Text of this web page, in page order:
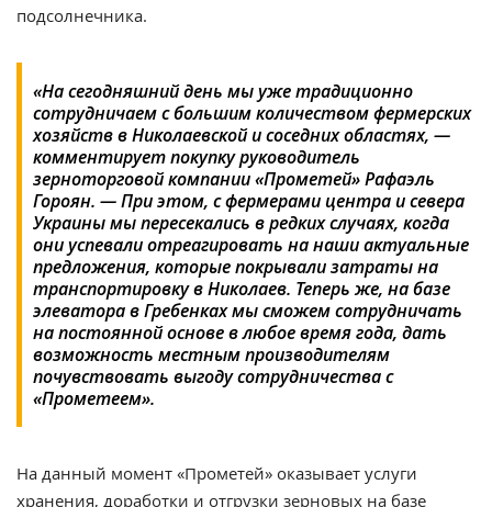
подсолнечника.
«На сегодняшний день мы уже традиционно
сотрудничаем с большим количеством фермерских
хозяйств в Николаевской и соседних областях, —
комментирует покупку руководитель
зерноторговой компании «Прометей» Рафаэль
Гороян. — При этом, с фермерами центра и севера
Украины мы пересекались в редких случаях, когда
они успевали отреагировать на наши актуальные
предложения, которые покрывали затраты на
транспортировку в Николаев. Теперь же, на базе
элеватора в Гребенках мы сможем сотрудничать
на постоянной основе в любое время года, дать
возможность местным производителям
почувствовать выгоду сотрудничества с
«Прометеем».
На данный момент «Прометей» оказывает услуги
хранения, доработки и отгрузки зерновых на базе